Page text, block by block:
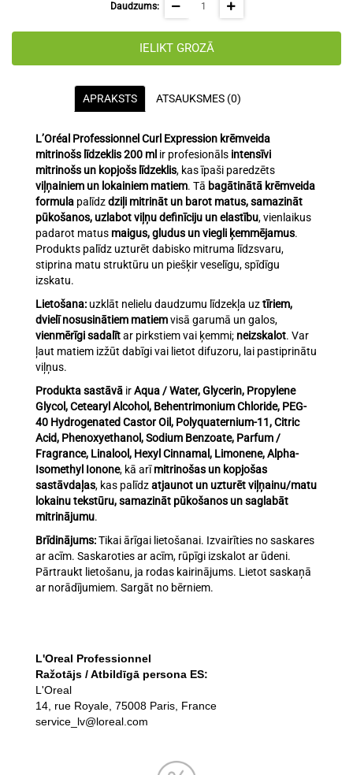
Daudzums:
IELIKT GROZĀ
APRAKSTS ATSAUKSMES (0)
L’Oréal Professionnel Curl Expression krēmveida
mitrinošs līdzeklis 200 ml ir profesionāls intensīvi
mitrinošs un kopjošs līdzeklis, kas īpaši paredzēts
viļņainiem un lokainiem matiem. Tā bagātinātā krēmveida
formula palīdzdziļi mitrināt un barot matus, samazināt
pūkošanos, uzlabot viļņu definīciju un elastību, vienlaikus
padarot matus maigus, gludus un viegli ķemmējamus.
Produkts palīdz uzturēt dabisko mitruma līdzsvaru,
stiprina matu struktūru un piešķir veselīgu, spīdīgu
izskatu.
Lietošana: uzklāt nelielu daudzumu līdzekļa uztīriem,
dvielī nosusinātiem matiemvisā garumā un galos,
vienmērīgi sadalītar pirkstiem vai ķemmi; neizskalot. Var
ļaut matiem izžūt dabīgi vai lietot difuzoru, lai pastiprinātu
viļņus.
Produkta sastāvā irAqua / Water, Glycerin, Propylene
Glycol, Cetearyl Alcohol, Behentrimonium Chloride, PEG-
40 Hydrogenated Castor Oil, Polyquaternium-11, Citric
Acid, Phenoxyethanol, Sodium Benzoate, Parfum /
Fragrance, Linalool, Hexyl Cinnamal, Limonene, Alpha-
Isomethyl Ionone, kā arīmitrinošas un kopjošas
sastāvdaļas, kas palīdzatjaunot un uzturēt viļņainu/matu
lokainu tekstūru, samazināt pūkošanos un saglabāt
mitrinājumu.
Brīdinājums:Tikai ārīgai lietošanai. Izvairīties no saskares
ar acīm. Saskaroties ar acīm, rūpīgi izskalot ar ūdeni.
Pārtraukt lietošanu, ja rodas kairinājums. Lietot saskaņā
ar norādījumiem. Sargāt no bērniem.
L'Oreal Professionnel
Ražotājs / Atbildīgā persona ES:
L'Oreal
14, rue Royale, 75008 Paris, France
service_lv@loreal.com